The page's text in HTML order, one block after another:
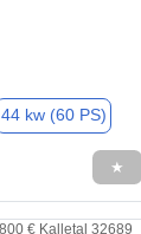
44 kw (60 PS)
★